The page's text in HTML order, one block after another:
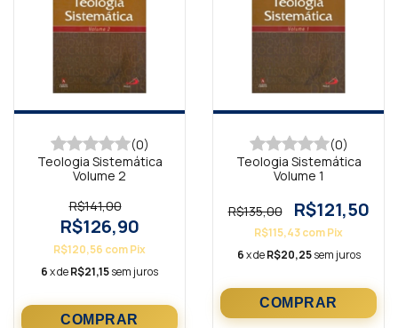
(0)
Teologia Sistemática
Volume 2
R$141,00
R$126,90
R$120,56 comPix
6x deR$21,15sem juros
(0)
Teologia Sistemática
Volume 1
R$135,00 R$121,50
R$115,43comPix
6x deR$20,25 sem juros